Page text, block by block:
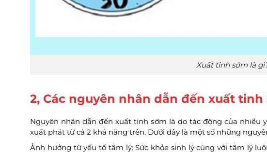
Xuất tinh sớm là
2, Các nguyên nhân dẫn đến xuất tinh
Nguyên nhân dẫn đến xuất tinh sớm là do tác động của nhiều
xuất phát từ cả 2 khả năng trên. Dưới đây là một số những
Ảnh hưởng từ yếu tố tâm lý: Sức khỏe sinh lý cùng với tâm lý